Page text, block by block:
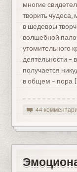
многие
творить
в шедевры
волшебной
утомительного
деятельности –
получается
в общем – пора
44